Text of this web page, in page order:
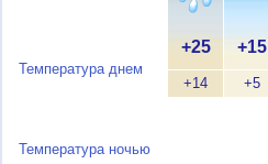
Температура днем
Температура ночью
+25
+14
+15
+5